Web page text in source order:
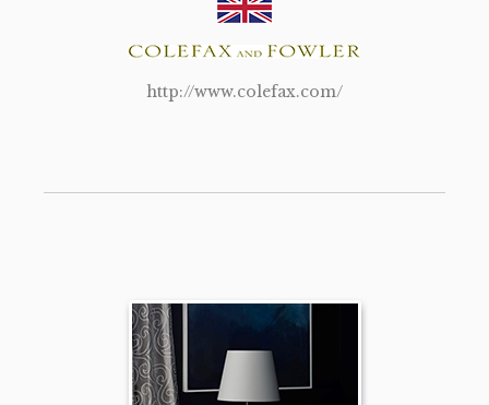
http://www.colefax.com/